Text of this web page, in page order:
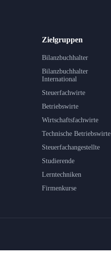
Zielgruppen
Bilanzbuchhalter
Bilanzbuchhalter
International
Steuerfachwirte
Betriebswirte
Wirtschaftsfachwirte
Technische Betriebswirte
Steuerfachangestellte
Studierende
Lerntechniken
Firmenkurse